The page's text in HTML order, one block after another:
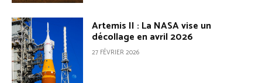
Artemis II : La NASA vise un
décollage en avril 2026
27 FÉVRIER 2026